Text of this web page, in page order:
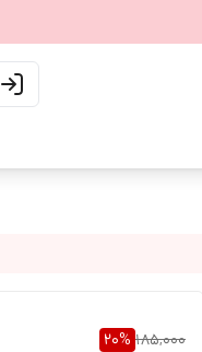
185,000
20%